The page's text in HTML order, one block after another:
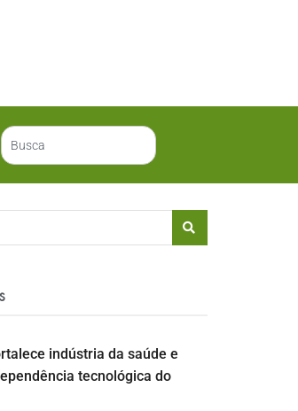
indústria da saúde e
tecnológica do